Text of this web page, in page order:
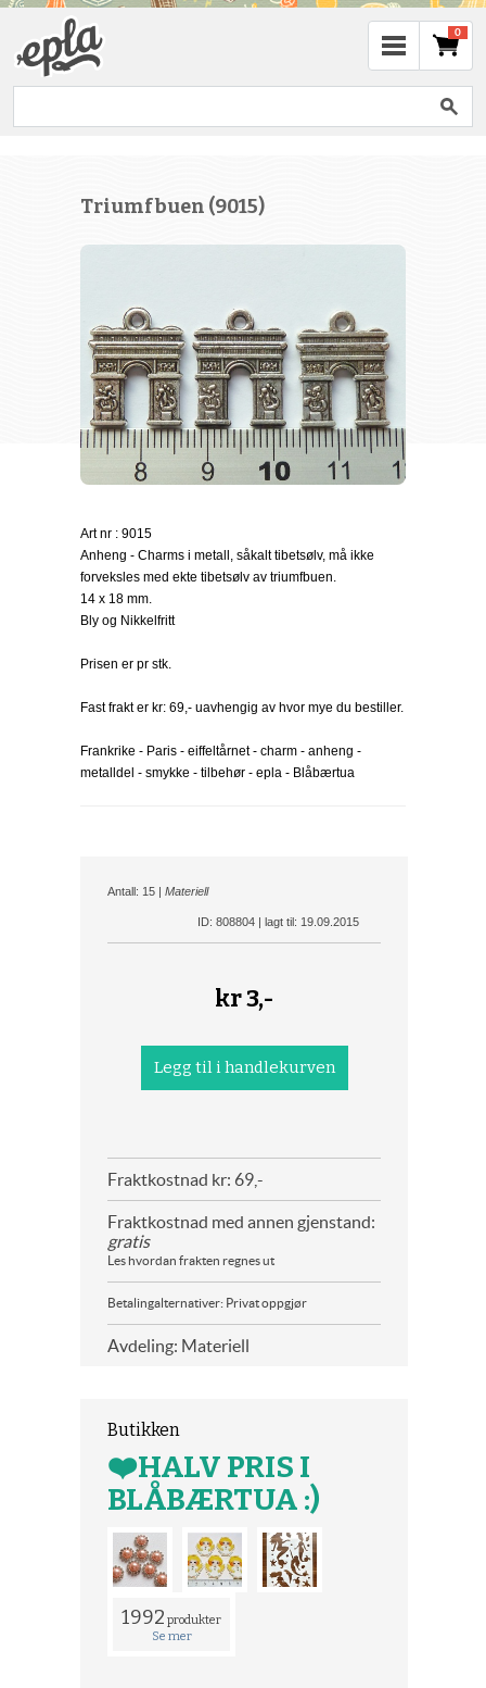
0
Triumfbuen (9015)
Art nr : 9015
Anheng - Charms i metall, såkalt tibetsølv, må ikke
forveksles med ekte tibetsølv av triumfbuen.
14 x 18 mm.
Bly og Nikkelfritt
Prisen er pr stk.
Fast frakt er kr: 69,- uavhengig av hvor mye du bestiller.
Frankrike - Paris - eiffeltårnet - charm - anheng -
metalldel - smykke - tilbehør - epla - Blåbærtua
Antall: 15 | Materiell
ID: 808804 | lagt til: 19.09.2015
kr3,-
Fraktkostnad kr: 69,-
Fraktkostnad med annen gjenstand:
gratis
Les hvordan frakten regnes ut
Betalingalternativer: Privat oppgjør
Avdeling: Materiell
Butikken
❤️HALV PRIS I
BLÅBÆRTUA :)
1992 produkter
Se mer